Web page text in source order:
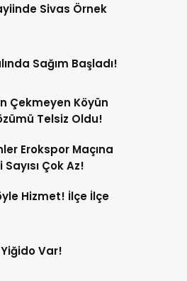
Sivas Örnek
Sağım Başladı!
Çekmeyen Köyün
Telsiz Oldu!
Erokspor Maçına
Çok Az!
Hizmet! İlçe İlçe
Var!